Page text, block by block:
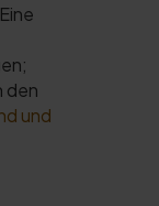
den
und